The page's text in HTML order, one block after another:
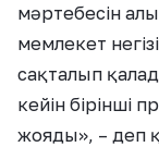
мәртебесін
мемлекет
сақталып
кейін бірінші
жояды», – деп